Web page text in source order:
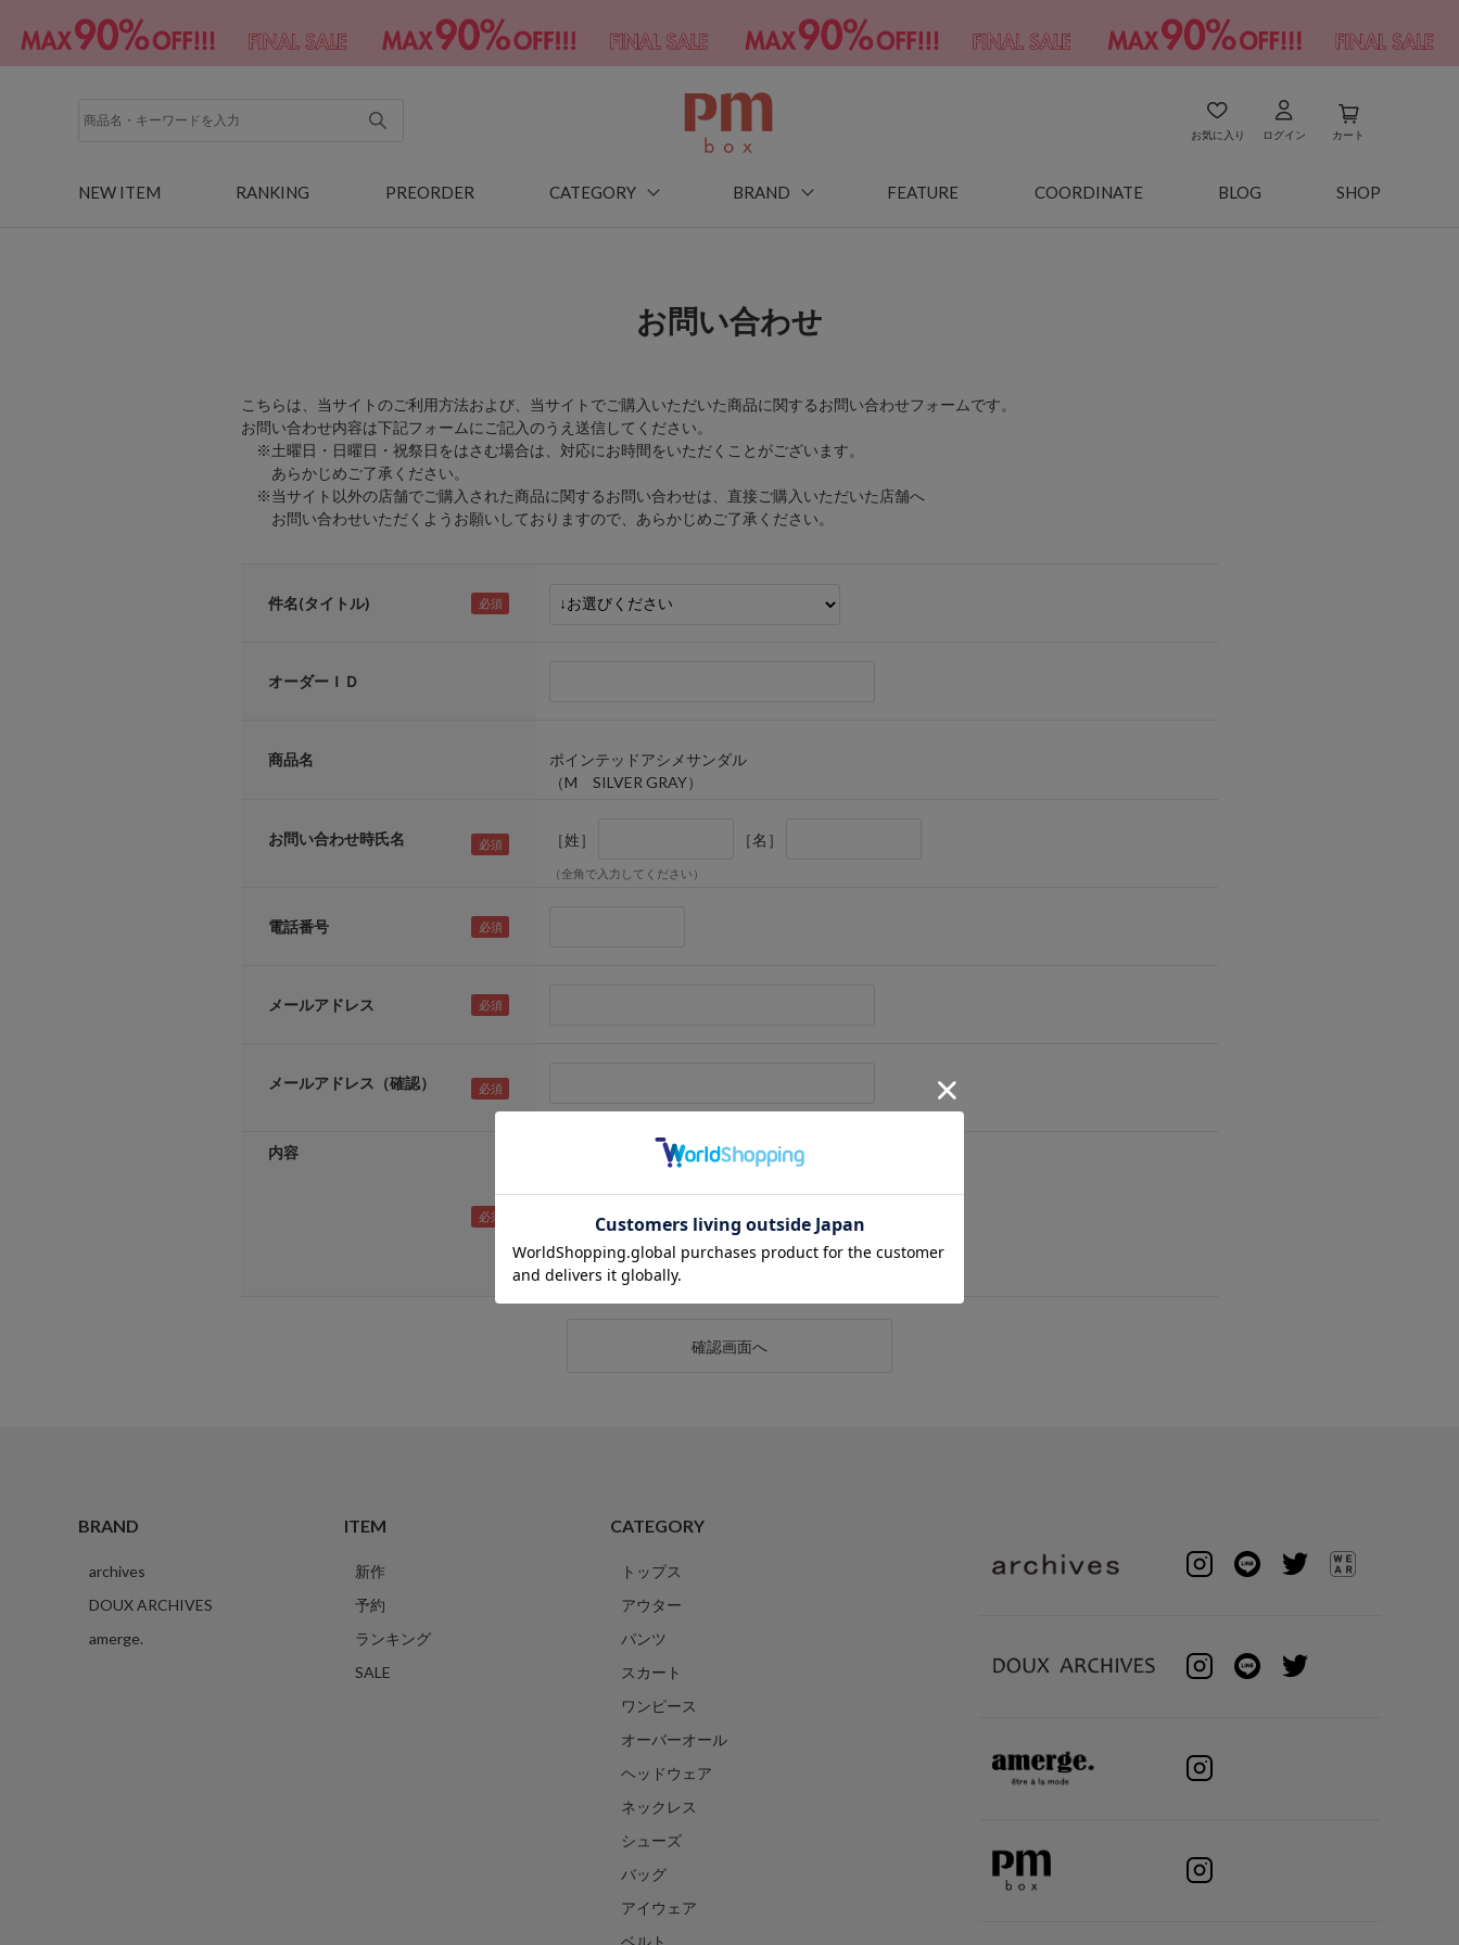
お気に入り ログイン カート
NEW ITEM RANKING PREORDER CATEGORY BRAND FEATURE COORDINATE BLOG SHOP
お問い合わせ
こちらは、当サイトのご利用方法および、当サイトでご購入いただいた商品に関するお問い合わせフォームです。
お問い合わせ内容は下記フォームにご記入のうえ送信してください。
※土曜日・日曜日・祝祭日をはさむ場合は、対応にお時間をいただくことがございます。
あらかじめご了承ください。
※当サイト以外の店舗でご購入された商品に関するお問い合わせは、直接ご購入いただいた店舗へ
お問い合わせいただくようお願いしておりますので、あらかじめご了承ください。
件名(タイトル)
オーダーＩＤ
商品名
ポインテッドアシメサンダル
（M SILVER GRAY）
お問い合わせ時氏名 ［姓］ ［名］
（全角で入力してください）
電話番号
メールアドレス
メールアドレス（確認）
内容
BRAND
archives
DOUX ARCHIVES
amerge.
ITEM
新作
予約
ランキング
SALE
CATEGORY
トップス
アウター
パンツ
スカート
ワンピース
オーバーオール
ヘッドウェア
ネックレス
シューズ
バッグ
アイウェア
ベルト